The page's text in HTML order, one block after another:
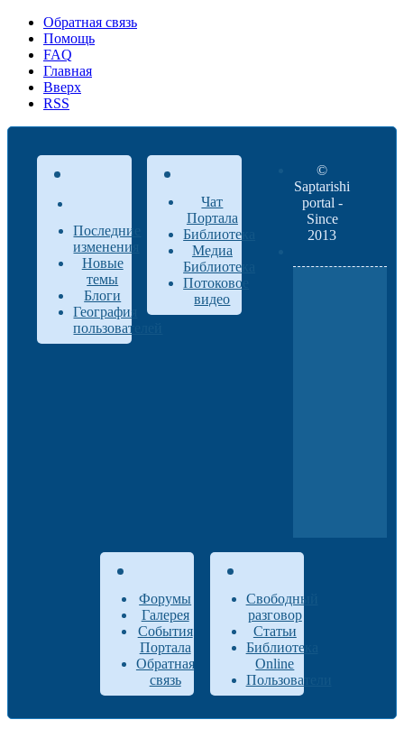
Обратная связь
Помощь
FAQ
Главная
Вверх
RSS
Последние
изменения
Новые
темы
Блоги
География
пользователей
Чат
Портала
Библиотека
Медиа
Библиотека
Потоковое
видео
©
Saptarishi
portal -
Since
2013
Форумы
Галерея
События
Портала
Обратная
связь
Свободный
разговор
Статьи
Библиотека
Online
Пользователи